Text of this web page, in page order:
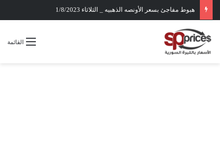
هبوط مفاجئ بسعر الأونصه الذهبيه _ الثلاثاء 1/8/2023
القائمة